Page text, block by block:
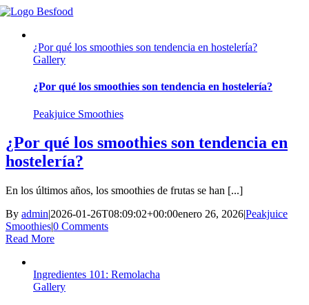
Skip
content
¿Por qué los smoothies son tendencia en hostelería?
Gallery
¿Por qué los smoothies son tendencia en hostelería?
Peakjuice Smoothies
¿Por qué los smoothies son tendencia en
hostelería?
En los últimos años, los smoothies de frutas se han [...]
By admin|2026-01-26T08:09:02+00:00enero 26, 2026|Peakjuice
Smoothies|0 Comments
Read More
Ingredientes 101: Remolacha
Gallery